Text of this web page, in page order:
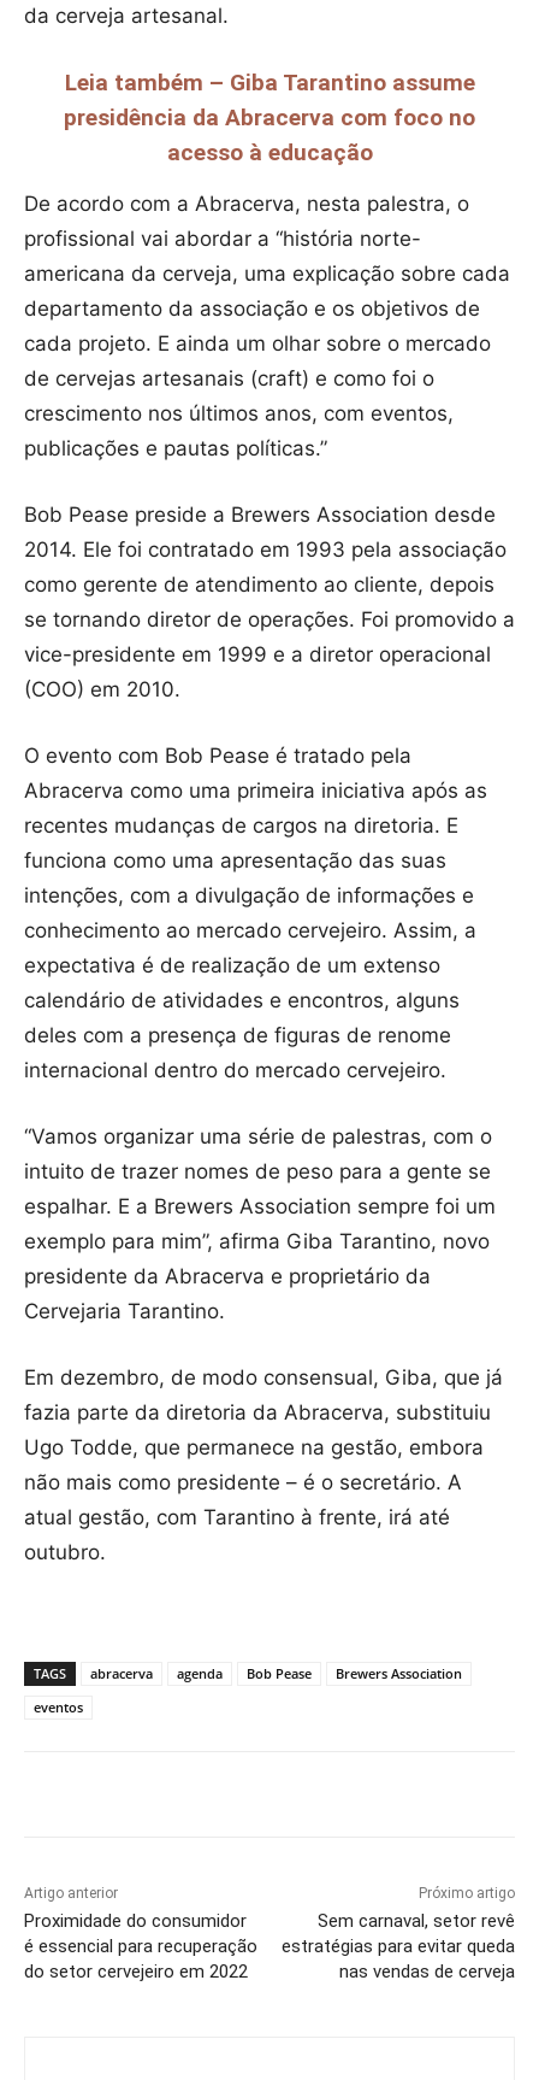
da cerveja artesanal.
Leia também – Giba Tarantino assume
presidência da Abracerva com foco no
acesso à educação
De acordo com a Abracerva, nesta palestra, o
profissional vai abordar a “história norte-
americana da cerveja, uma explicação sobre cada
departamento da associação e os objetivos de
cada projeto. E ainda um olhar sobre o mercado
de cervejas artesanais (craft) e como foi o
crescimento nos últimos anos, com eventos,
publicações e pautas políticas.”
Bob Pease preside a Brewers Association desde
2014. Ele foi contratado em 1993 pela associação
como gerente de atendimento ao cliente, depois
se tornando diretor de operações. Foi promovido a
vice-presidente em 1999 e a diretor operacional
(COO) em 2010.
O evento com Bob Pease é tratado pela
Abracerva como uma primeira iniciativa após as
recentes mudanças de cargos na diretoria. E
funciona como uma apresentação das suas
intenções, com a divulgação de informações e
conhecimento ao mercado cervejeiro. Assim, a
expectativa é de realização de um extenso
calendário de atividades e encontros, alguns
deles com a presença de figuras de renome
internacional dentro do mercado cervejeiro.
“Vamos organizar uma série de palestras, com o
intuito de trazer nomes de peso para a gente se
espalhar. E a Brewers Association sempre foi um
exemplo para mim”, afirma Giba Tarantino, novo
presidente da Abracerva e proprietário da
Cervejaria Tarantino.
Em dezembro, de modo consensual, Giba, que já
fazia parte da diretoria da Abracerva, substituiu
Ugo Todde, que permanece na gestão, embora
não mais como presidente – é o secretário. A
atual gestão, com Tarantino à frente, irá até
outubro.
TAGS abracerva agenda Bob Pease
Brewers Association
eventos
Artigo anterior
Proximidade do consumidor
é essencial para recuperação
do setor cervejeiro em 2022
Próximo artigo
Sem carnaval, setor revê
estratégias para evitar queda
nas vendas de cerveja